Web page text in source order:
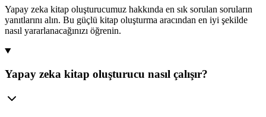
Yapay zeka kitap oluşturucumuz hakkında en sık sorulan soruların
yanıtlarını alın. Bu güçlü kitap oluşturma aracından en iyi şekilde
nasıl yararlanacağınızı öğrenin.
Yapay zeka kitap oluşturucu nasıl çalışır?